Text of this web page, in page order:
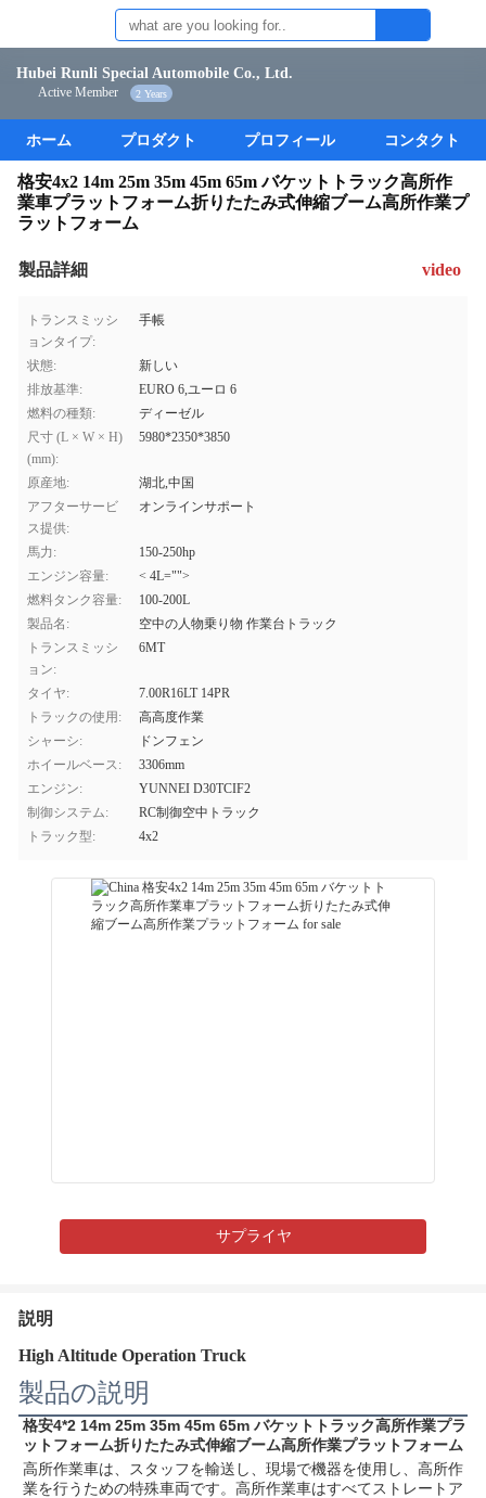
Hubei Runli Special Automobile Co., Ltd.
Active Member 2 Years
ホーム プロダクト プロフィール コンタクト
格安4x2 14m 25m 35m 45m 65m バケットトラック高所作
業車プラットフォーム折りたたみ式伸縮ブーム高所作業プ
ラットフォーム
製品詳細 video
トランスミッシ
ョンタイプ:
手帳
状態:
新しい
排放基準:
EURO 6,ユーロ 6
燃料の種類:
ディーゼル
尺寸 (L × W × H)
(mm):
5980*2350*3850
原産地:
湖北,中国
アフターサービ
ス提供:
オンラインサポート
馬力:
150-250hp
エンジン容量:
< 4L="">
燃料タンク容量:
100-200L
製品名:
空中の人物乗り物 作業台トラック
トランスミッシ
ョン:
6MT
タイヤ:
7.00R16LT 14PR
トラックの使用:
高高度作業
シャーシ:
ドンフェン
ホイールベース:
3306mm
エンジン:
YUNNEI D30TCIF2
制御システム:
RC制御空中トラック
トラック型:
4x2
サプライヤ
説明
High Altitude Operation Truck
製品の説明
格安4*2 14m 25m 35m 45m 65m バケットトラック高所作業プラ
ットフォーム折りたたみ式伸縮ブーム高所作業プラットフォーム
高所作業車は、スタッフを輸送し、現場で機器を使用し、高所作
業を行うための特殊車両です。高所作業車はすべてストレートア